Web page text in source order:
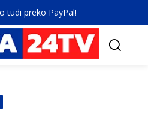
tudi preko PayPal!